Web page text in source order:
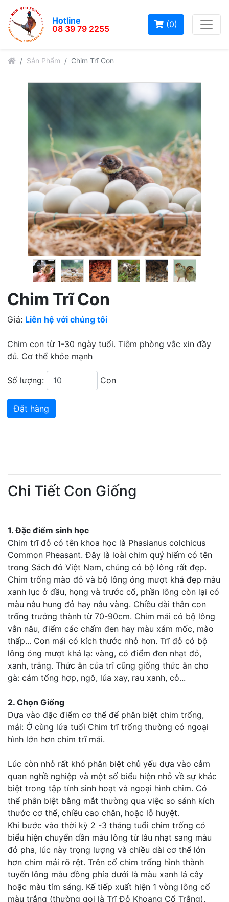
Hotline
08 39 79 2255
(0)
Sản Phẩm Chim Trĩ Con
Chim Trĩ Con
Giá: Liên hệ với chúng tôi
Chim con từ 1-30 ngày tuổi. Tiêm phòng vắc xin đầy
đủ. Cơ thể khỏe mạnh
Số lượng: Con
Đặt hàng
Chi Tiết Con Giống
1. Đặc điểm sinh học
Chim trĩ đỏ có tên khoa học là Phasianus colchicus
Common Pheasant. Đây là loài chim quý hiếm có tên
trong Sách đỏ Việt Nam, chúng có bộ lông rất đẹp.
Chim trống mào đỏ và bộ lông óng mượt khá đẹp màu
xanh lục ở đầu, họng và trước cổ, phần lông còn lại có
màu nâu hung đỏ hay nâu vàng. Chiều dài thân con
trống trưởng thành từ 70-90cm. Chim mái có bộ lông
vằn nâu, điểm các chấm đen hay màu xám mốc, mào
thấp... Con mái có kích thước nhỏ hơn. Trĩ đỏ có bộ
lông óng mượt khá lạ: vàng, có điểm đen nhạt đỏ,
xanh, trắng. Thức ăn của trĩ cũng giống thức ăn cho
gà: cám tổng hợp, ngô, lúa xay, rau xanh, cỏ...
2. Chọn Giống
Dựa vào đặc điểm cơ thể để phân biệt chim trống,
mái: Ở cùng lứa tuổi Chim trĩ trống thường có ngoại
hình lớn hơn chim trĩ mái.
Lúc còn nhỏ rất khó phân biệt chủ yếu dựa vào cảm
quan nghề nghiệp và một số biểu hiện nhỏ về sự khác
biệt trong tập tính sinh hoạt và ngoại hình chim. Có
thể phân biệt bằng mắt thường qua việc so sánh kích
thước cơ thể, chiều cao chân, hoặc lỗ huyệt.
Khi bước vào thời kỳ 2 -3 tháng tuổi chim trống có
biểu hiện chuyển dần màu lông từ lâu nhạt sang màu
đỏ pha, lúc này trọng lượng và chiều dài cơ thể lớn
hơn chim mái rõ rệt. Trên cổ chim trống hình thành
tuyến lông màu đồng phía dưới là màu xanh lá cây
hoặc màu tím sáng. Kế tiếp xuất hiện 1 vòng lông cổ
màu trắng (thường gọi là Trĩ Đỏ Khoang Cổ Trắng).